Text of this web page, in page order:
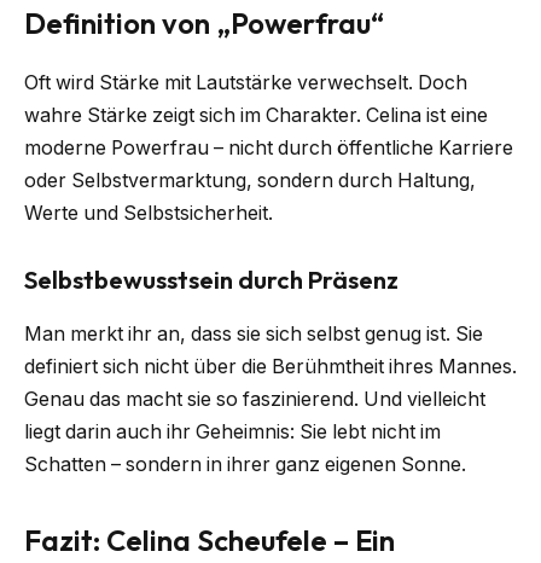
Definition von „Powerfrau“
Oft wird Stärke mit Lautstärke verwechselt. Doch
wahre Stärke zeigt sich im Charakter. Celina ist eine
moderne Powerfrau – nicht durch öffentliche Karriere
oder Selbstvermarktung, sondern durch Haltung,
Werte und Selbstsicherheit.
Selbstbewusstsein durch Präsenz
Man merkt ihr an, dass sie sich selbst genug ist. Sie
definiert sich nicht über die Berühmtheit ihres Mannes.
Genau das macht sie so faszinierend. Und vielleicht
liegt darin auch ihr Geheimnis: Sie lebt nicht im
Schatten – sondern in ihrer ganz eigenen Sonne.
Fazit: Celina Scheufele – Ein